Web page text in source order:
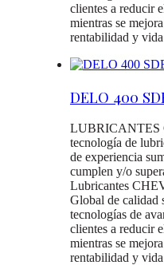
clientes a reducir
mientras se
rentabilidad y
DELO 400
LUBRICANTES
tecnología de
de experiencia
cumplen y/o
Lubricantes
Global de calidad
tecnologías de
clientes a reducir
mientras se
rentabilidad y